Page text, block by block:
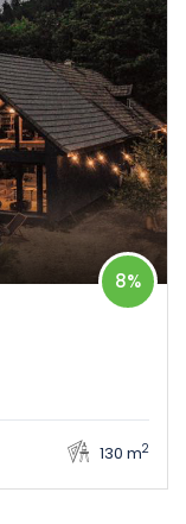
8%
130 m2